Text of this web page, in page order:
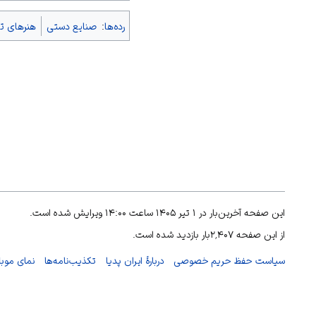
رده‌ها: صنایع دستی هنرهای
این صفحه آخرین‌بار در ۱ تیر ۱۴۰۵ ساعت ۱۴:۰۰ ویرایش شده است.
از این صفحه ۲٬۴۰۷بار بازدید شده است.
سیاست حفظ حریم خصوصی دربارهٔ ایران پدیا تکذیب‌نامه‌ها نمای